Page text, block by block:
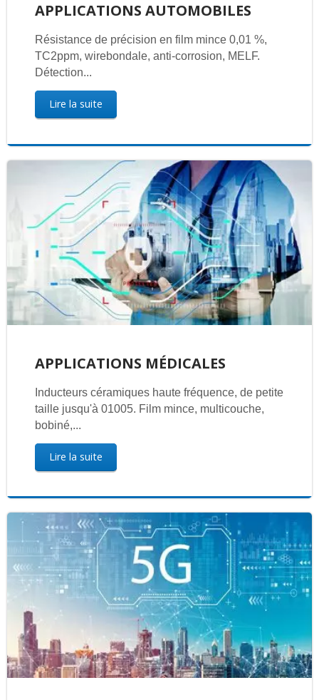
APPLICATIONS AUTOMOBILES
Résistance de précision en film mince 0,01 %,
TC2ppm, wirebondale, anti-corrosion, MELF.
Détection...
Lire la suite
APPLICATIONS MÉDICALES
Inducteurs céramiques haute fréquence, de petite
taille jusqu'à 01005. Film mince, multicouche,
bobiné,...
Lire la suite